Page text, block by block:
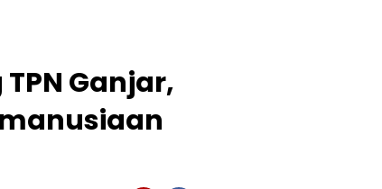
Ganjar,